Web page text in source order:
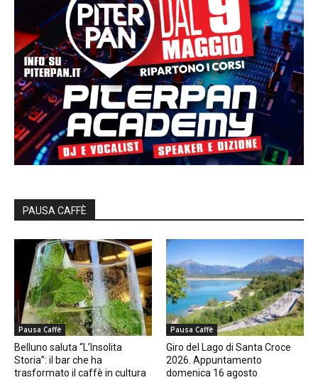
PAUSA CAFFÈ
Pausa Caffè
Belluno saluta “L’Insolita
Storia”: il bar che ha
trasformato il caffè in cultura
Pausa Caffè
Giro del Lago di Santa Croce
2026. Appuntamento
domenica 16 agosto